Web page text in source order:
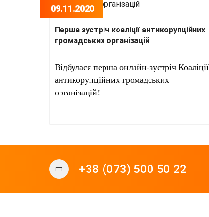
09.11.2020
Перша зустріч коаліції антикорупційних
громадських організацій
Відбулася перша онлайн-зустріч Коаліції
антикорупційних громадських
організацій!
+38 (073) 500 50 22